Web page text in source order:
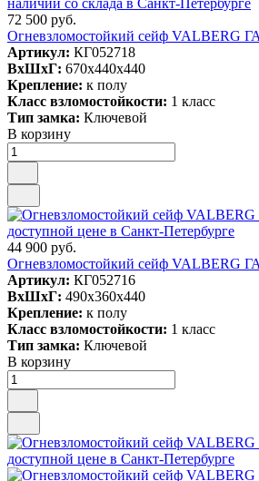
72 500 руб.
Огневзломостойкий сейф VALBERG
Артикул: КГ052718
ВxШxГ: 670x440x440
Крепление: к полу
Класс взломостойкости: 1 класс
Тип замка: Ключевой
В корзину
44 900 руб.
Огневзломостойкий сейф VALBERG
Артикул: КГ052716
ВxШxГ: 490x360x440
Крепление: к полу
Класс взломостойкости: 1 класс
Тип замка: Ключевой
В корзину